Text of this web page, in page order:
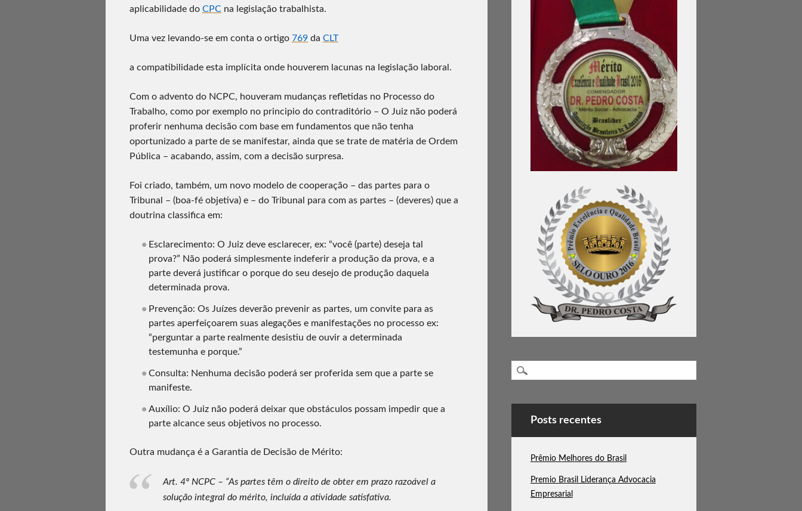
aplicabilidade do CPCna legislação trabalhista.
Uma vez levando-se em conta o ortigo 769da CLT
a compatibilidade esta implícita onde houverem lacunas na legislação laboral.
Com o advento do NCPC, houveram mudanças refletidas no Processo do
Trabalho, como por exemplo no principio do contraditório – O Juiz não poderá
proferir nenhuma decisão com base em fundamentos que não tenha
oportunizado a parte de se manifestar, ainda que se trate de matéria de Ordem
Pública – acabando, assim, com a decisão surpresa.
Foi criado, também, um novo modelo de cooperação – das partes para o
Tribunal – (boa-fé objetiva) e – do Tribunal para com as partes – (deveres) que a
doutrina classifica em:
Esclarecimento: O Juiz deve esclarecer, ex: “você (parte) deseja tal
prova?” Não poderá simplesmente indeferir a produção da prova, e a
parte deverá justificar o porque do seu desejo de produção daquela
determinada prova.
Prevenção: Os Juízes deverão prevenir as partes, um convite para as
partes aperfeiçoarem suas alegações e manifestações no processo ex:
“perguntar a parte realmente desistiu de ouvir a determinada
testemunha e porque.”
Consulta: Nenhuma decisão poderá ser proferida sem que a parte se
manifeste.
Auxílio: O Juiz não poderá deixar que obstáculos possam impedir que a
parte alcance seus objetivos no processo.
Outra mudança é a Garantia de Decisão de Mérito:
Art. 4º NCPC – “As partes têm o direito de obter em prazo razoável a
solução integral do mérito, incluída a atividade satisfativa.
Posts recentes
Prêmio Melhores do Brasil
Premio Brasil Liderança Advocacia
Empresarial